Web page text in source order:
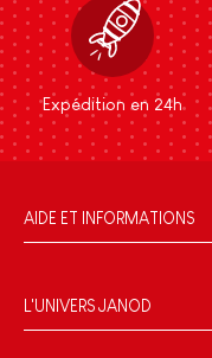
Expédition en 24h
AIDE ET INFORMATIONS
FAQ
Contact
L'UNIVERS JANOD